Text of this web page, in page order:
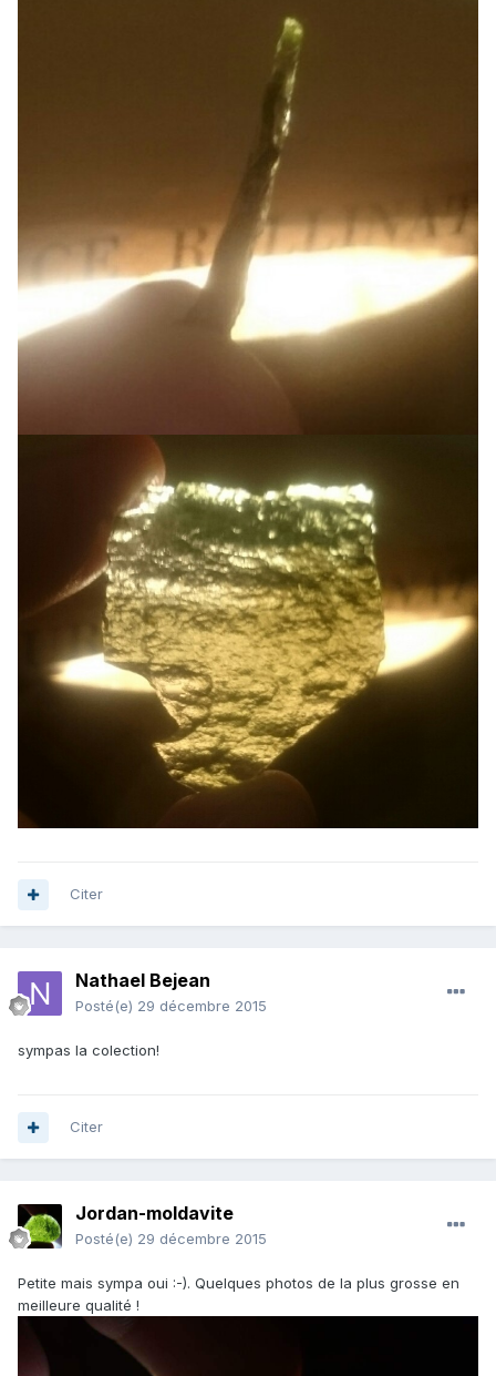
Citer
Nathael Bejean
Posté(e) 29 décembre 2015
sympas la colection!
Citer
Jordan-moldavite
Posté(e) 29 décembre 2015
Petite mais sympa oui :-). Quelques photos de la plus grosse en
meilleure qualité !